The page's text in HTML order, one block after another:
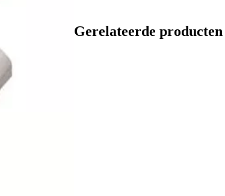
Gerelateerde producten